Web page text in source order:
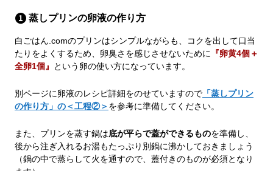
蒸しプリンの卵液の作り方
白ごはん.comのプリンはシンプルながらも、コクを出して口当
たりをよくするため、卵臭さを感じさせないために
『卵黄4個＋
全卵1個』
という卵の使い方になっています。
別ページに卵液のレシピ詳細をのせていますので 「蒸しプリン
の作り方」の＜工程②＞ を参考に準備してください。
また、プリンを蒸す鍋は底が平らで蓋ができるものを準備し、
後から注ぎ入れるお湯もたっぷり別鍋に沸かしておきましょう
（鍋の中で蒸らして火を通すので、蓋付きのものが必須となり